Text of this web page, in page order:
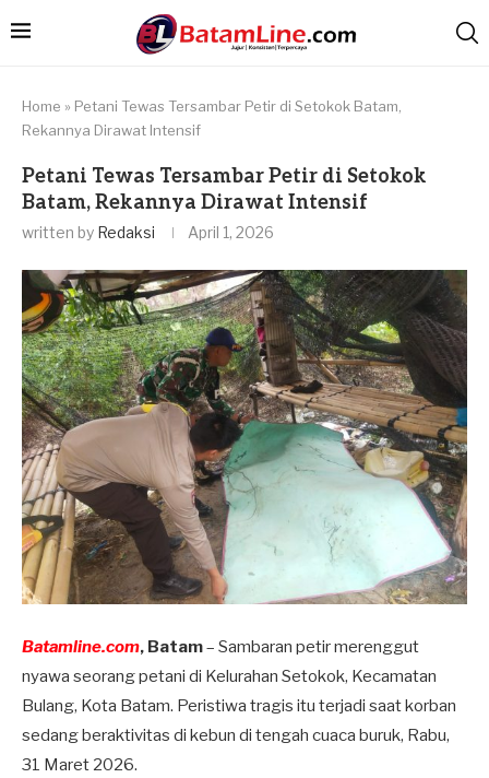
Home » Petani Tewas Tersambar Petir di Setokok Batam,
Rekannya Dirawat Intensif
Petani Tewas Tersambar Petir di Setokok
Batam, Rekannya Dirawat Intensif
written by Redaksi April 1, 2026
Batamline.com, Batam– Sambaran petir merenggut
nyawa seorang petani di Kelurahan Setokok, Kecamatan
Bulang, Kota Batam. Peristiwa tragis itu terjadi saat korban
sedang beraktivitas di kebun di tengah cuaca buruk, Rabu,
31 Maret 2026.